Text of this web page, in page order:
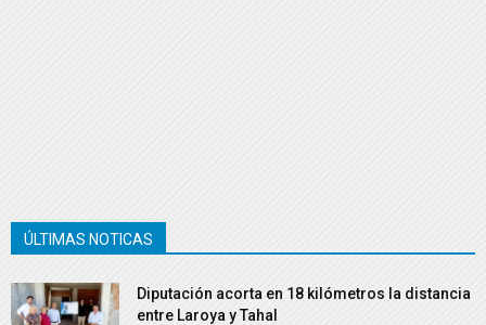
ÚLTIMAS NOTICAS
Diputación acorta en 18 kilómetros la distancia
entre Laroya y Tahal